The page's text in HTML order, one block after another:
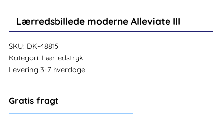
Lærredsbillede moderne Alleviate III
SKU: DK-48815
Kategori: Lærredstryk
Levering 3-7 hverdage
Gratis fragt